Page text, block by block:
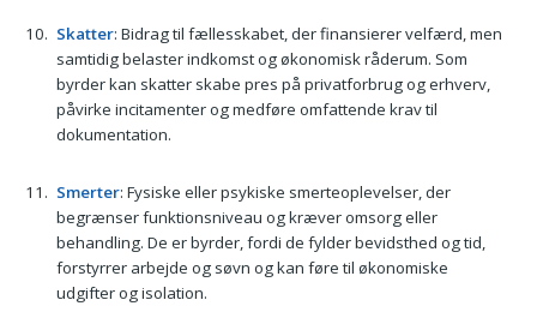
Skatter: Bidrag til fællesskabet, der finansierer velfærd, men
samtidig belaster indkomst og økonomisk råderum. Som
byrder kan skatter skabe pres på privatforbrug og erhverv,
påvirke incitamenter og medføre omfattende krav til
dokumentation.
Smerter: Fysiske eller psykiske smerteoplevelser, der
begrænser funktionsniveau og kræver omsorg eller
behandling. De er byrder, fordi de fylder bevidsthed og tid,
forstyrrer arbejde og søvn og kan føre til økonomiske
udgifter og isolation.